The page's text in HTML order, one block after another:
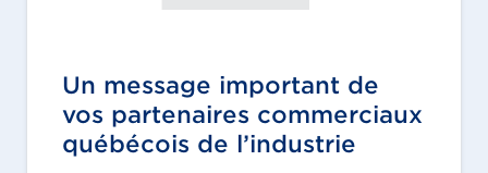
Un message important de
vos partenaires commerciaux
québécois de l’industrie